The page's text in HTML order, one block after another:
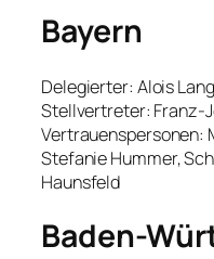
Bayern
Delegierter: Alois
Stellvertreter: Franz-
Vertrauenspersonen:
Stefanie Hummer,
Haunsfeld
Baden-